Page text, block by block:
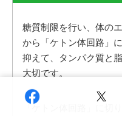
糖質制限を行い、体の
から「ケトン体回路」
抑えて、タンパク質と
大切です。
「ケトン体回路」に切